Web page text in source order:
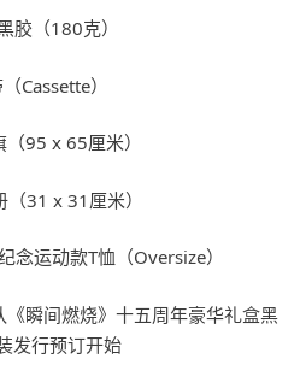
胶（180克）
Cassette）
95 x 65厘米）
31 x 31厘米）
念运动款T恤（Oversize）